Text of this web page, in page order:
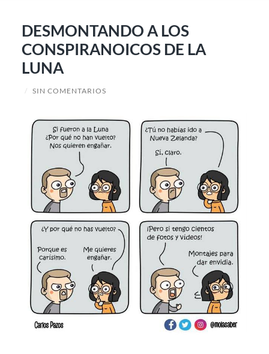
DESMONTANDO A LOS
CONSPIRANOICOS DE LA
LUNA
/ SIN COMENTARIOS